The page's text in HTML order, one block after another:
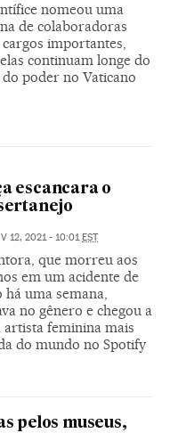
nomeou uma
de colaboradoras
importantes,
continuam longe do
poder no Vaticano
escancara o
12, 2021 - 10:01EST
que morreu aos
em um acidente de
há uma semana,
no gênero e chegou a
artista feminina mais
do mundo no Spotify
pelos museus,